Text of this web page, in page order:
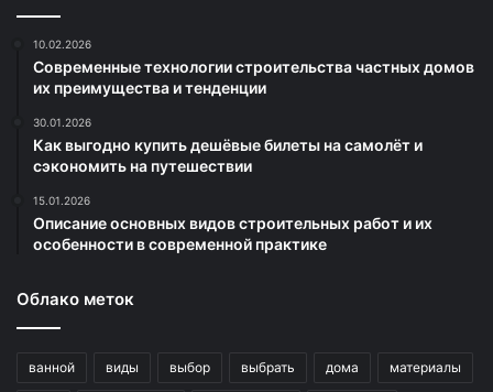
10.02.2026
Современные технологии строительства частных домов
их преимущества и тенденции
30.01.2026
Как выгодно купить дешёвые билеты на самолёт и
сэкономить на путешествии
15.01.2026
Описание основных видов строительных работ и их
особенности в современной практике
Облако меток
ванной виды выбор выбрать дома материалы